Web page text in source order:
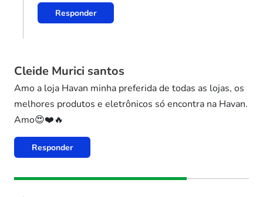
Responder
Cleide Murici santos
Amo a loja Havan minha preferida de todas as lojas, os
melhores produtos e eletrônicos só encontra na Havan.
Amo😍❤️🔥
Responder